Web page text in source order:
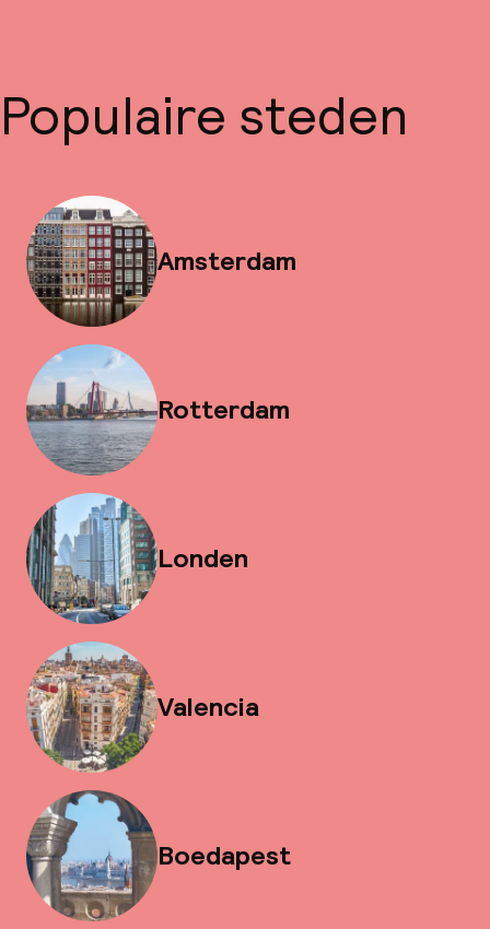
Populaire steden
Amsterdam
Rotterdam
Londen
Valencia
Boedapest